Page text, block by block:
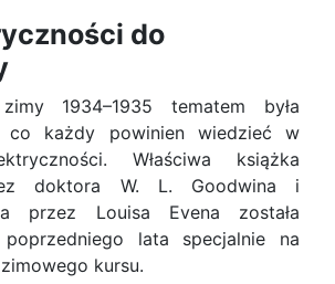
do
1934–1935 tematem była
co każdy powinien wiedzieć w
Właściwa książka
doktora W. L. Goodwina i
przez Louisa Evena została
poprzedniego lata specjalnie na
kursu.